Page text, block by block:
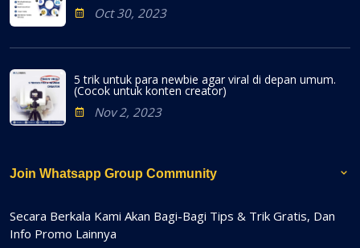
Oct 30, 2023
5 trik untuk para newbie agar viral di depan umum.
(Cocok untuk konten creator)
Nov 2, 2023
Join Whatsapp Group Community
Secara Berkala Kami Akan Bagi-Bagi Tips & Trik Gratis, Dan
Info Promo Lainnya